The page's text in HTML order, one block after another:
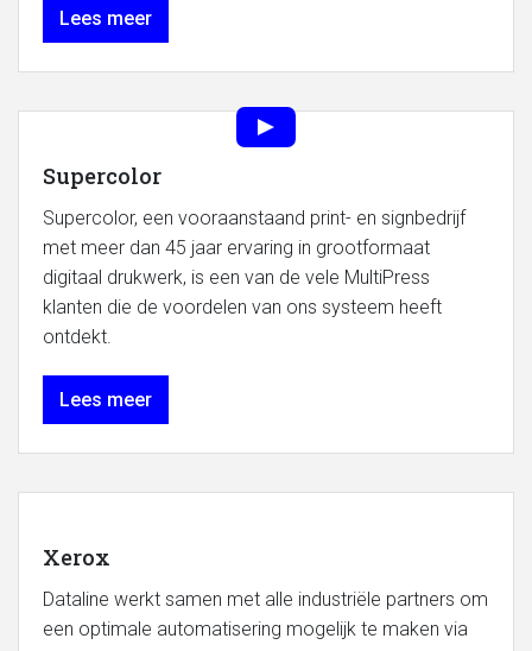
Lees meer
Supercolor
Supercolor, een vooraanstaand print- en signbedrijf
met meer dan 45 jaar ervaring in grootformaat
digitaal drukwerk, is een van de vele MultiPress
klanten die de voordelen van ons systeem heeft
ontdekt.
Lees meer
Xerox
Dataline werkt samen met alle industriële partners om
een optimale automatisering mogelijk te maken via